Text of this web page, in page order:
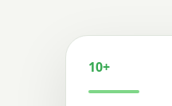
10+